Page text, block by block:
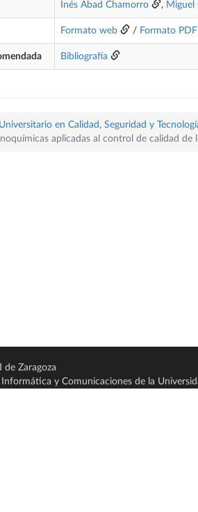
Inés Abad Chamorro , Miguel
Formato web / Formato PDF
Bibliografía
en Calidad, Seguridad y
aplicadas al control de calidad de
Zaragoza
y Comunicaciones de la